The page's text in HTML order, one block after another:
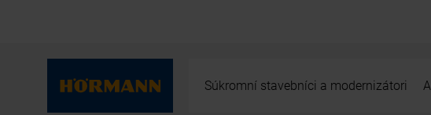
Súkromní stavebníci a modernizátori